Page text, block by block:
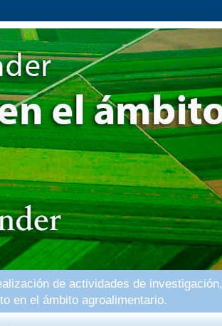
de actividades de investigación,
en el ámbito agroalimentario.